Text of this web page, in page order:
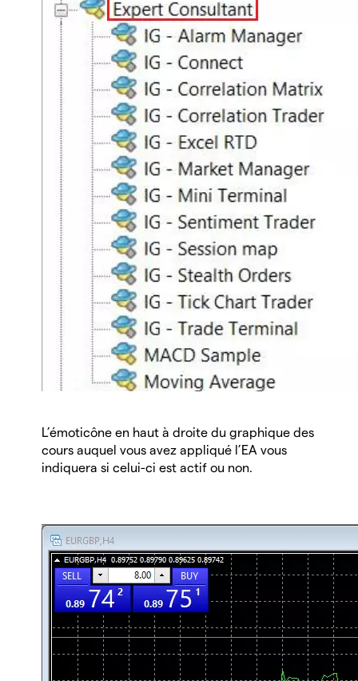
L’émoticône en haut à droite du graphique des
cours auquel vous avez appliqué l’EA vous
indiquera si celui-ci est actif ou non.